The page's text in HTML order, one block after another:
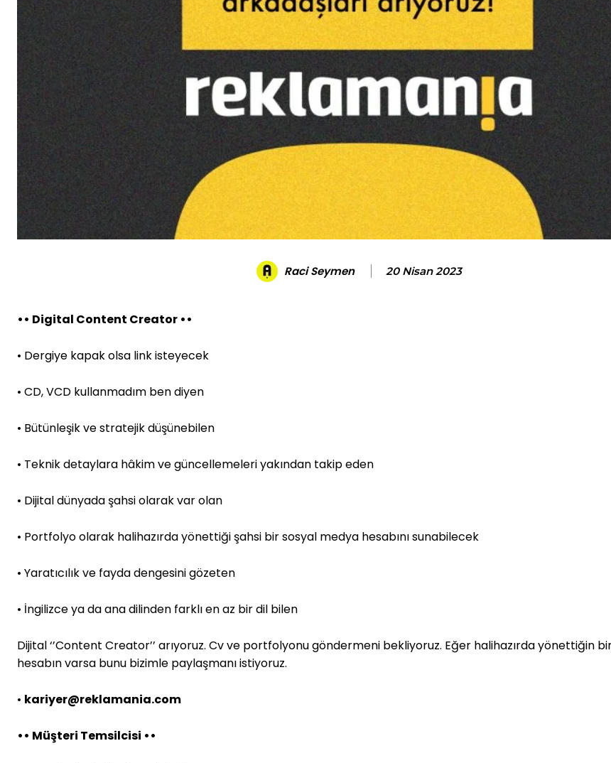
Raci Seymen 20 Nisan 2023
•• Digital Content Creator ••
• Dergiye kapak olsa link isteyecek
• CD, VCD kullanmadım ben diyen
• Bütünleşik ve stratejik düşünebilen
• Teknik detaylara hâkim ve güncellemeleri yakından takip eden
• Dijital dünyada şahsi olarak var olan
• Portfolyo olarak halihazırda yönettiği şahsi bir sosyal medya hesabını sunabilecek
• Yaratıcılık ve fayda dengesini gözeten
• İngilizce ya da ana dilinden farklı en az bir dil bilen
Dijital ‘’Content Creator’’ arıyoruz. Cv ve portfolyonu göndermeni bekliyoruz. Eğer halihazırda yönettiğin
hesabın varsa bunu bizimle paylaşmanı istiyoruz.
• kariyer@reklamania.com
•• Müşteri Temsilcisi ••